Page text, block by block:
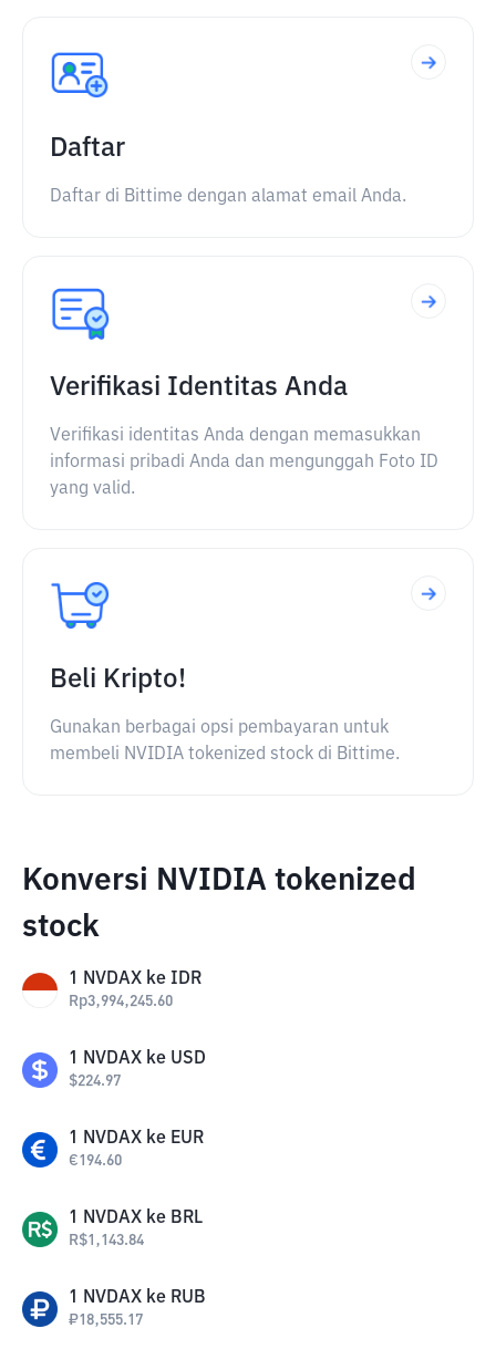
Daftar
Daftar di Bittime dengan alamat email Anda.
Verifikasi Identitas Anda
Verifikasi identitas Anda dengan memasukkan
informasi pribadi Anda dan mengunggah Foto ID
yang valid.
Beli Kripto!
Gunakan berbagai opsi pembayaran untuk
membeli NVIDIA tokenized stock di Bittime.
Konversi NVIDIA tokenized
stock
1 NVDAX ke IDR
Rp3,994,245.60
1 NVDAX ke USD
$224.97
1 NVDAX ke EUR
€194.60
1 NVDAX ke BRL
R$1,143.84
1 NVDAX ke RUB
₽18,555.17